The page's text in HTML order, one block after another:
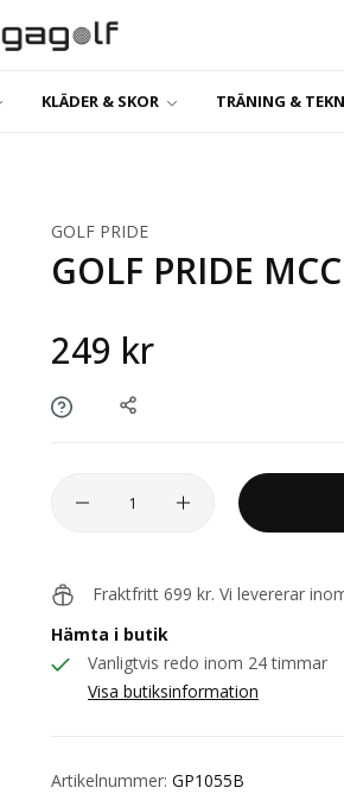
KLÄDER & SKOR TRÄNING &
GOLF PRIDE
GOLF PRIDE
249 kr
Fraktfritt 699 kr. Vi levererar
Hämta i butik
Vanligtvis redo inom 24 timmar
Visa butiksinformation
Artikelnummer: GP1055B